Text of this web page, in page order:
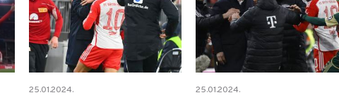
25.01.2024. 25.01.2024.